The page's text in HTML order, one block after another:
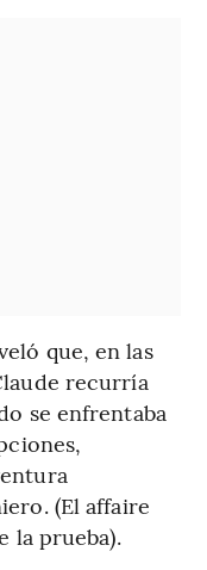
que, en las
recurría
se enfrentaba
(El affaire
la prueba).